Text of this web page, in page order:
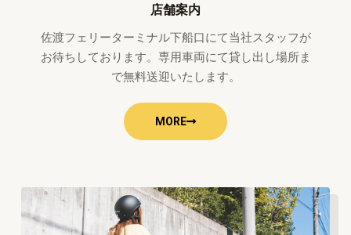
店舗案内
佐渡フェリーターミナル下船口にて当社スタッフが
お待ちしております。専用車両にて貸し出し場所ま
で無料送迎いたします。
MORE